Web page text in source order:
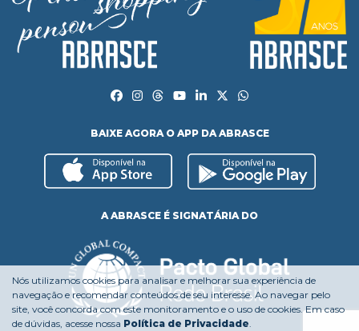
BAIXE AGORA O APP DA ABRASCE
A ABRASCE É SIGNATÁRIA DO
Nós utilizamos cookies para analisar e melhorar sua experiência de
navegação e recomendar conteúdos de seu interesse. Ao navegar pelo
site, você concorda com este monitoramento e o uso de cookies. Em caso
de dúvidas, acesse nossa Política de Privacidade.